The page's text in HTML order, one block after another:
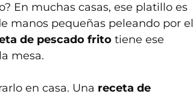
En muchas casas, ese platillo es
manos pequeñas peleando por el
de pescado frito tiene ese
mesa.
en casa. Una receta de